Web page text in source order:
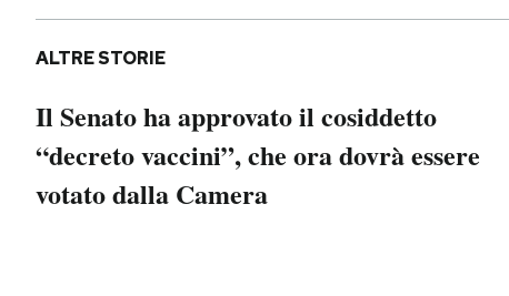
ALTRE STORIE
Il Senato ha approvato il cosiddetto
“decreto vaccini”, che ora dovrà essere
votato dalla Camera